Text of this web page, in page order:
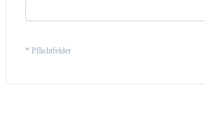
* Pflichtfelder